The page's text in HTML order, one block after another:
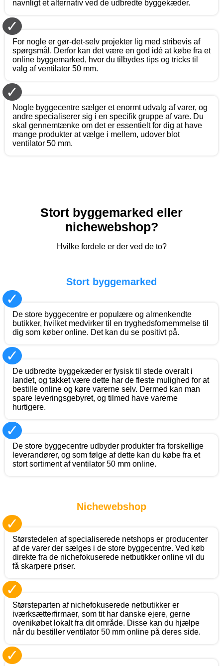
navnligt et alternativ ved de udbredte byggekæder.
✓
For nogle er gør-det-selv projekter lig med stribevis af
spørgsmål. Derfor kan det være en god idé at købe fra et
online byggemarked, hvor du tilbydes tips og tricks til
valg af ventilator 50 mm.
✓
Nogle byggecentre sælger et enormt udvalg af varer, og
andre specialiserer sig i en specifik gruppe af vare. Du
skal gennemtænke om det er essentielt for dig at have
mange produkter at vælge i mellem, udover blot
ventilator 50 mm.
Stort byggemarked eller
nichewebshop?
Hvilke fordele er der ved de to?
Stort byggemarked
✓
De store byggecentre er populære og almenkendte
butikker, hvilket medvirker til en tryghedsfornemmelse til
dig som køber online. Det kan du se positivt på.
✓
De udbredte byggekæder er fysisk til stede overalt i
landet, og takket være dette har de fleste mulighed for at
bestille online og køre varerne selv. Dermed kan man
spare leveringsgebyret, og tilmed have varerne
hurtigere.
✓
De store byggecentre udbyder produkter fra forskellige
leverandører, og som følge af dette kan du købe fra et
stort sortiment af ventilator 50 mm online.
Nichewebshop
✓
Størstedelen af specialiserede netshops er producenter
af de varer der sælges i de store byggecentre. Ved køb
direkte fra de nichefokuserede netbutikker online vil du
få skarpere priser.
✓
Størsteparten af nichefokuserede netbutikker er
iværksætterfirmaer, som tit har danske ejere, gerne
ovenikøbet lokalt fra dit område. Disse kan du hjælpe
når du bestiller ventilator 50 mm online på deres side.
✓